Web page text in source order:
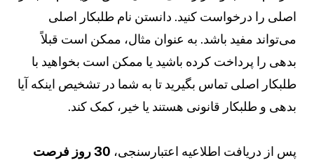
اصلی را درخواست کنید. دانستن نام طلبکار اصلی
می‌تواند مفید باشد. به عنوان مثال، ممکن است قبلاً
بدهی را پرداخت کرده باشید یا ممکن است بخواهید با
طلبکار اصلی تماس بگیرید تا به شما در تشخیص اینکه آیا
بدهی و طلبکار قانونی هستند یا خیر، کمک کند.
پس از دریافت اطلاعیه اعتبارسنجی،
30 روز فرصت